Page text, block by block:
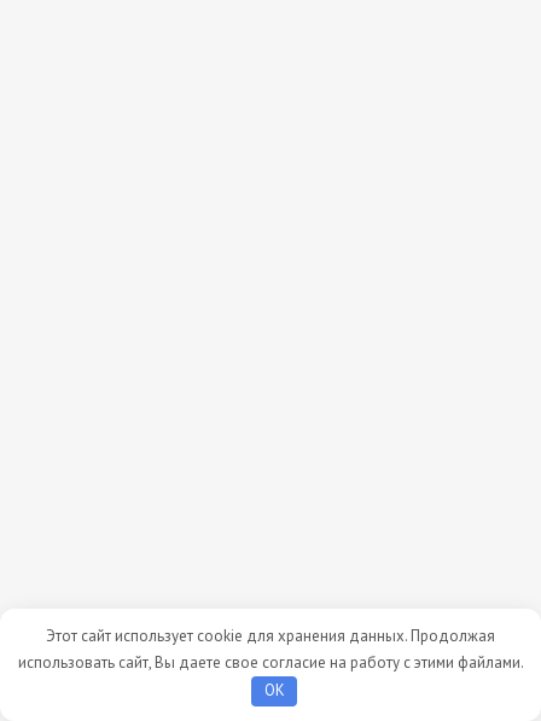
Этот сайт использует cookie для хранения данных. Продолжая
использовать сайт, Вы даете свое согласие на работу с этими файлами.
OK